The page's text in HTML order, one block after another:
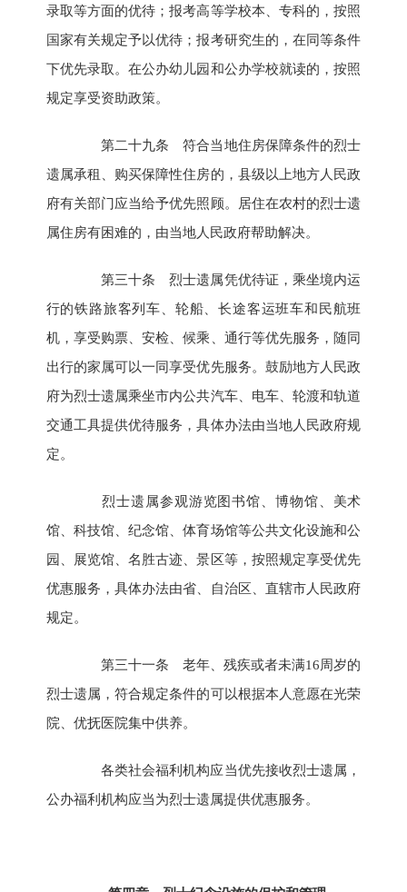
录取等方面的优待；报考高等学校本、专科的，按照
国家有关规定予以优待；报考研究生的，在同等条件
下优先录取。在公办幼儿园和公办学校就读的，按照
规定享受资助政策。
第二十九条 符合当地住房保障条件的烈士
遗属承租、购买保障性住房的，县级以上地方人民政
府有关部门应当给予优先照顾。居住在农村的烈士遗
属住房有困难的，由当地人民政府帮助解决。
第三十条 烈士遗属凭优待证，乘坐境内运
行的铁路旅客列车、轮船、长途客运班车和民航班
机，享受购票、安检、候乘、通行等优先服务，随同
出行的家属可以一同享受优先服务。鼓励地方人民政
府为烈士遗属乘坐市内公共汽车、电车、轮渡和轨道
交通工具提供优待服务，具体办法由当地人民政府规
定。
烈士遗属参观游览图书馆、博物馆、美术
馆、科技馆、纪念馆、体育场馆等公共文化设施和公
园、展览馆、名胜古迹、景区等，按照规定享受优先
优惠服务，具体办法由省、自治区、直辖市人民政府
规定。
第三十一条 老年、残疾或者未满16周岁的
烈士遗属，符合规定条件的可以根据本人意愿在光荣
院、优抚医院集中供养。
各类社会福利机构应当优先接收烈士遗属，
公办福利机构应当为烈士遗属提供优惠服务。